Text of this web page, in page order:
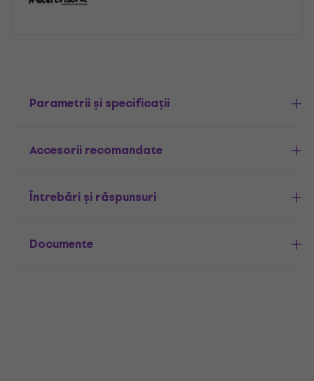
Parametrii și specificații
Accesorii recomandate
Întrebări și răspunsuri
Documente